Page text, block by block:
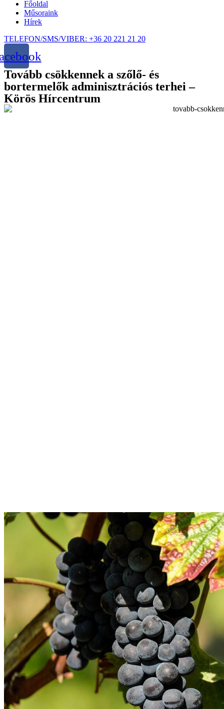
Főoldal
Műsoraink
Hírek
TELEFON/SMS/VIBER: +36 20 221 21 20
Tovább csökkennek a szőlő- és
bortermelők adminisztrációs terhei –
Körös Hírcentrum